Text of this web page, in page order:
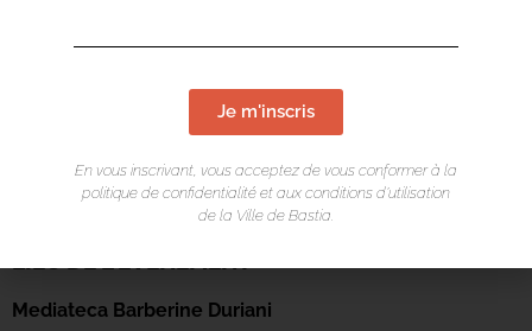
Mediateca Barberine Duriani
Je m'inscris
En vous inscrivant, vous acceptez de vous conformer à la
politique de confidentialité et aux conditions d’utilisation
de la Ville de Bastia.